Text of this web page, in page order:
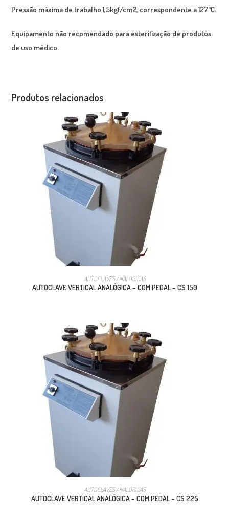
Pressão máxima de trabalho 1,5kgf/cm2, correspondente a 127ºC.
Equipamento não recomendado para esterilização de produtos
de uso médico.
Produtos relacionados
AUTOCLAVES ANALÓGICAS
AUTOCLAVE VERTICAL ANALÓGICA – COM PEDAL – CS 150
AUTOCLAVES ANALÓGICAS
AUTOCLAVE VERTICAL ANALÓGICA – COM PEDAL – CS 225